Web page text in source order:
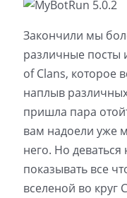
Закончили мы
различные посты
of Clans, которое
наплыв
пришла пара
вам надоели уже
него. Но
показывать все
вселеной во круг